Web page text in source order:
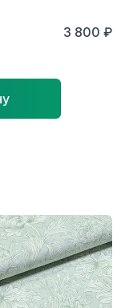
3 800 ₽